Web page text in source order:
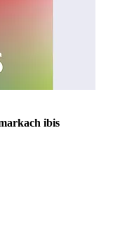
ibis